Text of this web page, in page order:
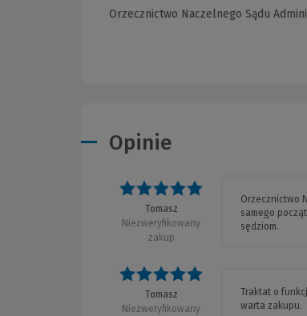
Orzecznictwo Naczelnego Sądu
Opinie
Tomasz
Niezweryfikowany
zakup
Orzecznictwo
samego
sędziom.
Tomasz
Niezweryfikowany
Traktat o
warta zakupu.